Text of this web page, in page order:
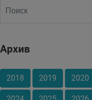
Архив
2018 2019 2020